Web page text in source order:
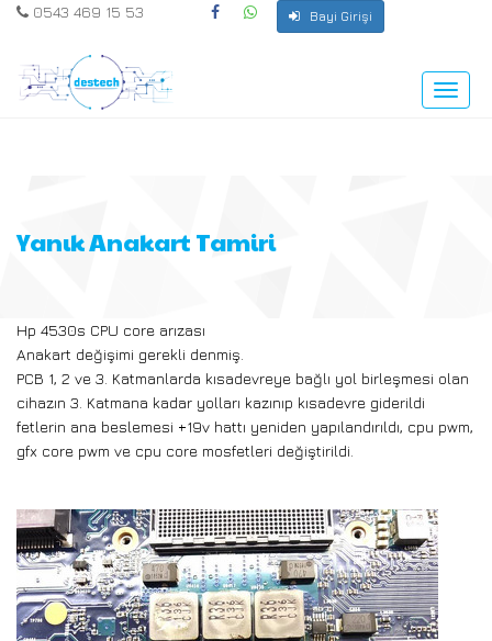
0543 469 15 53 Bayi Girişi
Toggle
Yanık Anakart Tamiri
Hp 4530s CPU core arızası
Anakart değişimi gerekli denmiş.
PCB 1, 2 ve 3. Katmanlarda kısadevreye bağlı yol birleşmesi olan
cihazın 3. Katmana kadar yolları kazınıp kısadevre giderildi
fetlerin ana beslemesi +19v hattı yeniden yapılandırıldı, cpu pwm,
gfx core pwm ve cpu core mosfetleri değiştirildi.